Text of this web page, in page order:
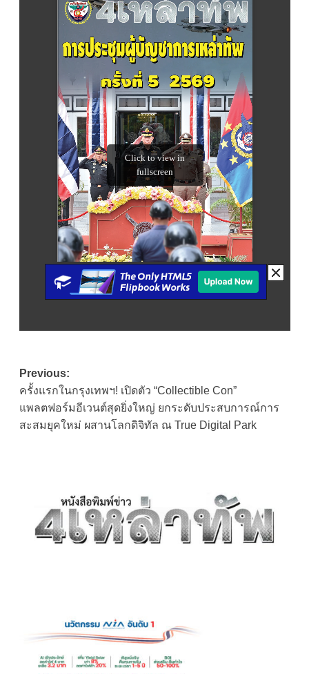
Post
navigation
Previous:
ครั้งแรกในกรุงเทพฯ! เปิดตัว “Collectible Con”
แพลตฟอร์มอีเวนต์สุดยิ่งใหญ่ ยกระดับประสบการณ์การ
สะสมยุคใหม่ ผสานโลกดิจิทัล ณ True Digital Park